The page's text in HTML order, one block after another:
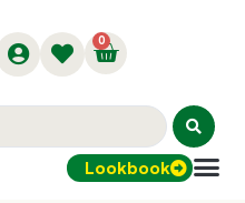
0
Lookbook